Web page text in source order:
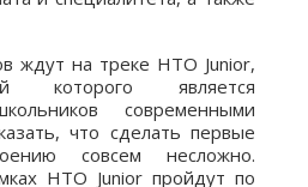
ждут на треке НТО Junior,
которого является
современными
что сделать первые
совсем несложно.
НТО Junior пройдут по